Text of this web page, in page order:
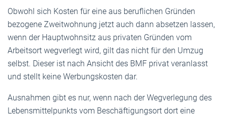
Obwohl sich Kosten für eine aus beruflichen Gründen
bezogene Zweitwohnung jetzt auch dann absetzen lassen,
wenn der Hauptwohnsitz aus privaten Gründen vom
Arbeitsort wegverlegt wird, gilt das nicht für den Umzug
selbst. Dieser ist nach Ansicht des BMF privat veranlasst
und stellt keine Werbungskosten dar.
Ausnahmen gibt es nur, wenn nach der Wegverlegung des
Lebensmittelpunkts vom Beschäftigungsort dort eine